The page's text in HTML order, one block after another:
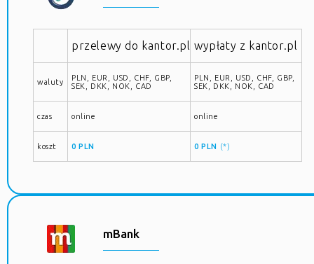
przelewy do kantor.pl wypłaty z kantor.pl
waluty
PLN, EUR, USD, CHF, GBP,
SEK, DKK, NOK, CAD
PLN, EUR, USD, CHF, GBP,
SEK, DKK, NOK, CAD
czas online online
koszt 0 PLN 0 PLN (*)
mBank